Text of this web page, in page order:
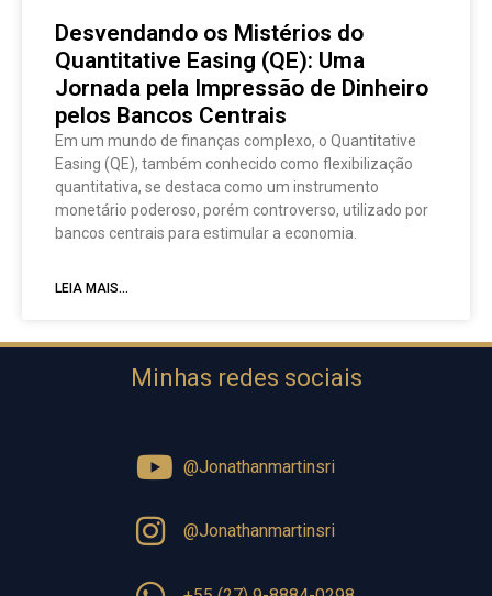
Desvendando os Mistérios do
Quantitative Easing (QE): Uma
Jornada pela Impressão de Dinheiro
pelos Bancos Centrais
Em um mundo de finanças complexo, o Quantitative
Easing (QE), também conhecido como flexibilização
quantitativa, se destaca como um instrumento
monetário poderoso, porém controverso, utilizado por
bancos centrais para estimular a economia.
LEIA MAIS...
Minhas redes sociais
@Jonathanmartinsri
@Jonathanmartinsri